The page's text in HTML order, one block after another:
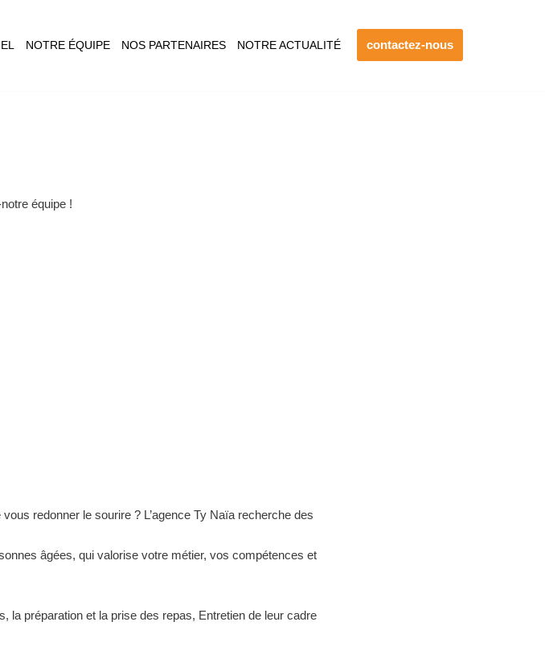
NOTRE ÉQUIPE NOS PARTENAIRES NOTRE ACTUALITÉ contactez-nous
équipe !
redonner le sourire ? L’agence Ty Naïa recherche des
âgées, qui valorise votre métier, vos compétences et
la préparation et la prise des repas, Entretien de leur cadre